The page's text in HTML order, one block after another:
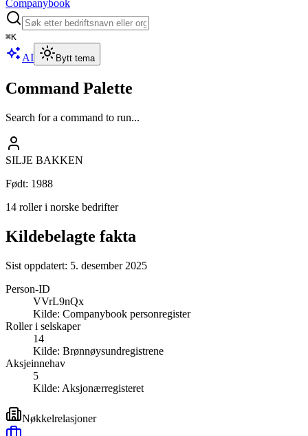
Companybook
⌘K
AI Bytt tema
Command Palette
Search for a command to run...
SILJE BAKKEN
Født: 1988
14 roller i norske bedrifter
Kildebelagte fakta
Sist oppdatert: 5. desember 2025
Person-ID
VVrL9nQx
Kilde: Companybook personregister
Roller i selskaper
14
Kilde: Brønnøysundregistrene
Aksjeinnehav
5
Kilde: Aksjonærregisteret
Nøkkelrelasjoner